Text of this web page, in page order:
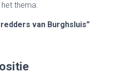
thema:
van Burghsluis”